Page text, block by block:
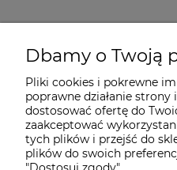
O nas
Dostawa i płatności
Pomoc
Dbamy o Twoją
Pliki cookies i pokrewne
poprawne działanie
dostosować ofertę do
zaakceptować
tych plików i przejść do
plików do swoich